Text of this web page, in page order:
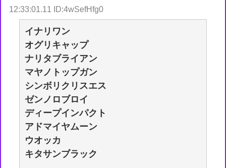
12:33:01.11 ID:4wSefHfg0
イナリワン
オグリキャップ
ナリタブライアン
マヤノトップガン
シンボリクリスエス
ゼンノロブロイ
ディープインパクト
アドマイヤムーン
ウオッカ
キタサンブラック